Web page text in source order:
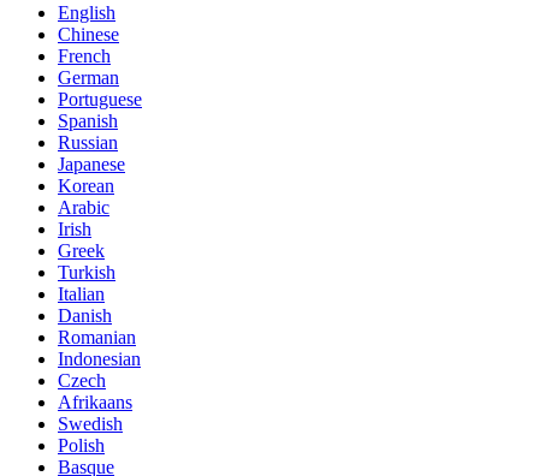
English
Chinese
French
German
Portuguese
Spanish
Russian
Japanese
Korean
Arabic
Irish
Greek
Turkish
Italian
Danish
Romanian
Indonesian
Czech
Afrikaans
Swedish
Polish
Basque